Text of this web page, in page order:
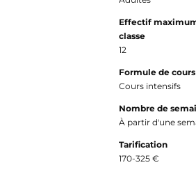
Effectif
classe
12
Formule de cours
Cours intensifs
Nombre de
À partir d'une
Tarification
170-325 €